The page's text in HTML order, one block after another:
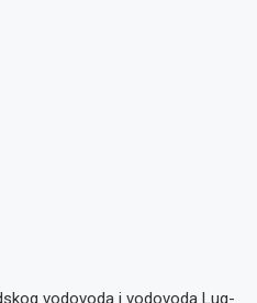
vodovoda i vodovoda Lug-